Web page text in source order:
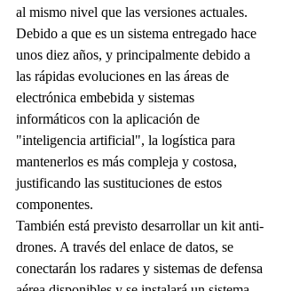
al mismo nivel que las versiones actuales.
Debido a que es un sistema entregado hace
unos diez años, y principalmente debido a
las rápidas evoluciones en las áreas de
electrónica embebida y sistemas
informáticos con la aplicación de
"inteligencia artificial", la logística para
mantenerlos es más compleja y costosa,
justificando las sustituciones de estos
componentes.
También está previsto desarrollar un kit anti-
drones. A través del enlace de datos, se
conectarán los radares y sistemas de defensa